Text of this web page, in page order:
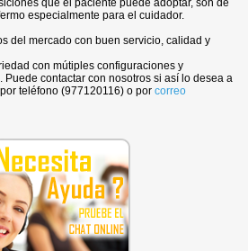
que el paciente puede adoptar, son de
especialmente para el cuidador.
del mercado con buen servicio, calidad y
con mútiples configuraciones y
contactar con nosotros si así lo desea a
teléfono (977120116) o por correo